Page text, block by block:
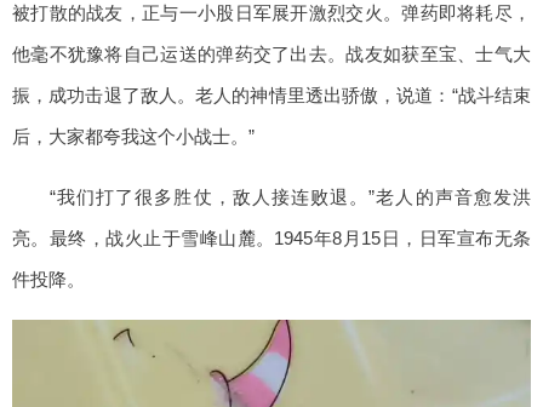
被打散的战友，正与一小股日军展开激烈交火。弹药即将耗尽，
他毫不犹豫将自己运送的弹药交了出去。战友如获至宝、士气大
振，成功击退了敌人。老人的神情里透出骄傲，说道：“战斗结束
后，大家都夸我这个小战士。”
“我们打了很多胜仗，敌人接连败退。”老人的声音愈发洪
亮。最终，战火止于雪峰山麓。1945年8月15日，日军宣布无条
件投降。